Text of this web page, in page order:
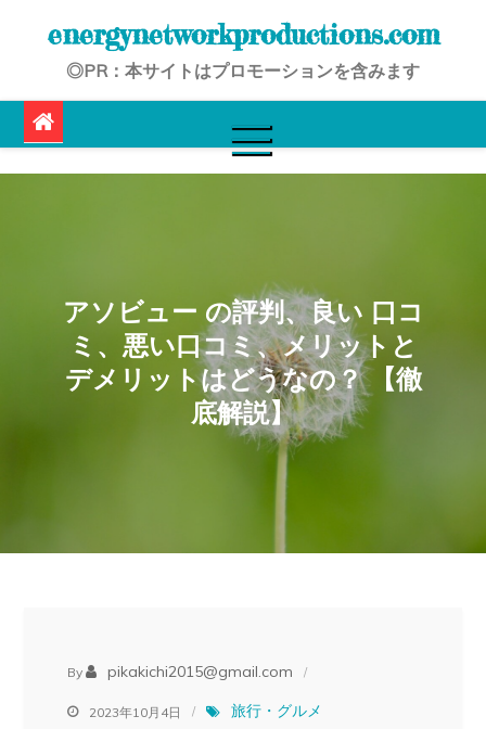
energynetworkproductions.com
◎PR：本サイトはプロモーションを含みます
アソビュー の評判、良い 口コ
ミ、悪い口コミ、メリットと
デメリットはどうなの？ 【徹
底解説】
By pikakichi2015@gmail.com
2023年10月4日 旅行・グルメ